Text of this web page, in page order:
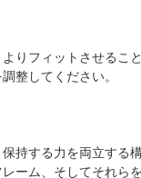
りフィットさせること
整してください。
持する力を両立する
ーム、そしてそれ